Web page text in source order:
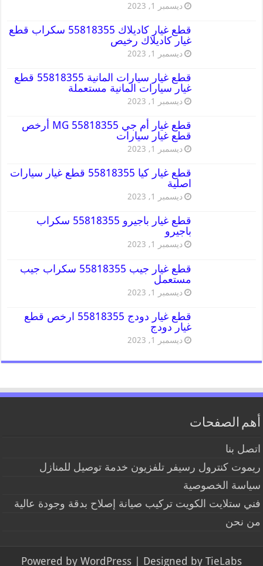
ديسمبر 1, 2023
قطع غيار كاديلاك 55818355 سكراب قطع
غيار كاديلاك رخيص
ديسمبر 1, 2023
قطع غيار سيارات المانية 55818355 قطع
غيار سيارات المانية مستعملة
ديسمبر 1, 2023
قطع غيار أم جي MG 55818355 أرخص
قطع غيار سيارات
ديسمبر 1, 2023
قطع غيار كيا 55818355 قطع غيار سيارات
اصلية
ديسمبر 1, 2023
قطع غيار باجيرو 55818355 سكراب
باجيرو
ديسمبر 1, 2023
قطع غيار جيب 55818355 سكراب جيب
مستعمل
ديسمبر 1, 2023
قطع غيار دودج 55818355 ارخص قطع
غيار دودج
ديسمبر 1, 2023
أهم الصفحات
اتصل بنا
ريموت كنترول رسيفر تلفزيون خدمة توصيل للمنازل
سياسة الخصوصية
فني ستلايت الكويت تركيب صيانة إصلاح بدقة وجودة عالية
من نحن
Powered by WordPress | Designed by TieLabs